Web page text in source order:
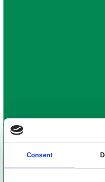
Consent